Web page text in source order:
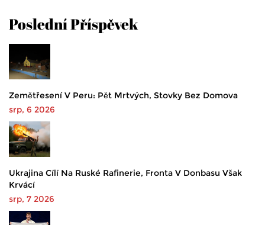
Poslední Příspěvek
Zemětřesení V Peru: Pět Mrtvých, Stovky Bez Domova
srp, 6 2026
Ukrajina Cílí Na Ruské Rafinerie, Fronta V Donbasu Však
Krvácí
srp, 7 2026